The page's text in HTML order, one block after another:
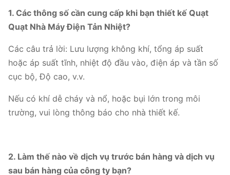
5-
06
8D 1450
2592～
1989
12028～
15
10D
4051～
3108
23493～
40249
2329
53571
1. Các thông số cần cung cấp khi bạn thiết kế Quạt
Quạt Nhà Máy Điện Tản Nhiệt?
Các câu trả lời: Lưu lượng không khí, tổng áp suất
hoặc áp suất tĩnh, nhiệt độ đầu vào, điện áp và tần số
cục bộ, Độ cao, v.v.
Nếu có khí dễ cháy và nổ, hoặc bụi lớn trong môi
trường, vui lòng thông báo cho nhà thiết kế.
2. Làm thế nào về dịch vụ trước bán hàng và dịch vụ
sau bán hàng của công ty bạn?